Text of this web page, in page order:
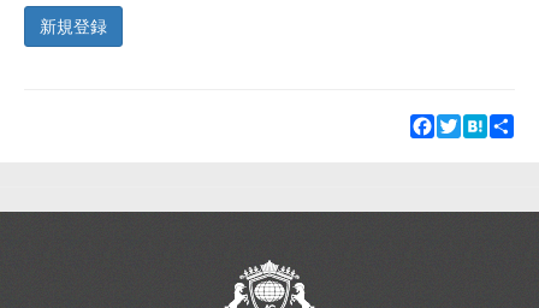
新規登録
Facebook
TwitterHatena